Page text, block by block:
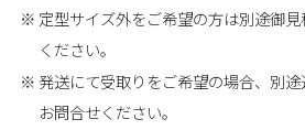
定型サイズ外をご希望の方は別途御
ください。
発送にて受取りをご希望の場合、別途
お問合せください。